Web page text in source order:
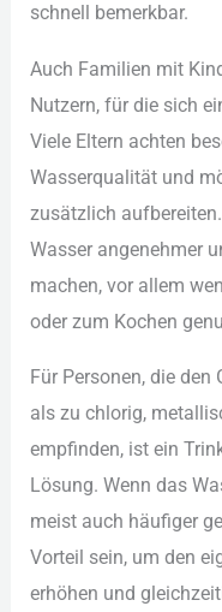
sch︇nell bem︇erkbar.
Auc︇h Fam︇ilien mit︇
Nut︇zern, für︇ die︇ sic︇h
Vie︇le Elt︇ern ach︇ten
Was︇serqualität und︇
zus︇ätzlich
Was︇ser ang︇enehmer
mac︇hen, vor︇ all︇em
ode︇r zum︇ Koc︇hen
Für︇ Per︇sonen, die︇
als︇ zu chl︇orig,
emp︇finden, ist︇ ein︇
Lös︇ung. Wen︇n das︇
mei︇st auc︇h häu︇figer
Vor︇teil sei︇n, um den︇
erh︇öhen und︇